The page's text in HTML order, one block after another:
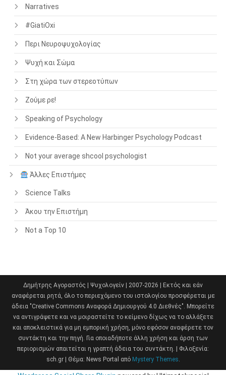
Narratives
#GiatiOxi
Περι Νευροψυχολογίας
Ψυχή και Σώμα
Στη χώρα των στερεοτύπων
Ζούμε ρε!
Speaking of Psychology
Evidence-Based: A New Harbinger Psychology Podcast
Not your average shcool psychologist
Άλλες Επιστήμες
Science Talks
Άκου την Επιστήμη
Not a Top 10
Δημήτρης Αγοραστός | Ψυχολογείν | 2007-2026 | Εκτός και εάν
αναφέρεται ρητά, όλο το περιεχόμενο του ιστολογίου προσφέρεται με
άδεια "Creative Commons Αναφορά Δημιουργού 4.0 Διεθνές". Μπορείτε
να αντιγράψετε και να μοιραστείτε το κείμενο δίχως να το αλλάξετε
και αποκλειστικά για μη εμπορική χρήση, μόνο εφόσον αναφέρετε τον
συντάκτη και την πηγή. Για οποιαδήποτε άλλη χρήση και άρση των
περιορισμών απαιτείται η γραπτή άδεια του συντάκτη. | Φιλοξενία:
sch.gr
Θέμα: News Portal από Mystery Themes.